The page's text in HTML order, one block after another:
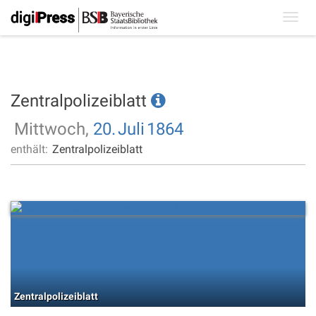
Zentralpolizeiblatt
Mittwoch, 20.Juli 1864
enthält: Zentralpolizeiblatt
Zentralpolizeiblatt